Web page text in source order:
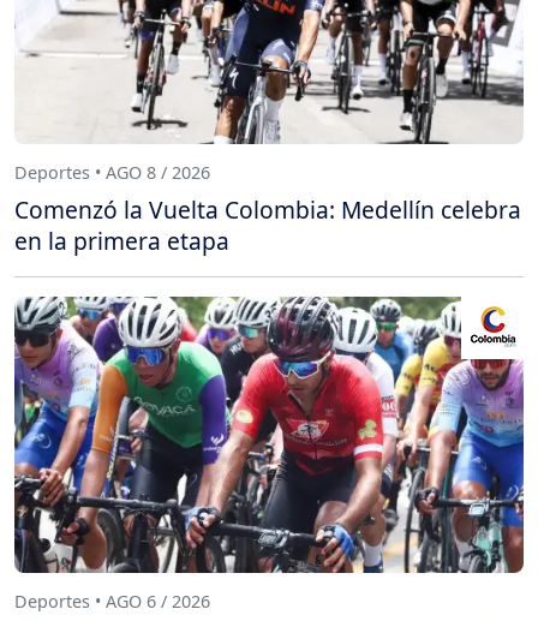
Deportes • AGO 8 / 2026
Comenzó la Vuelta Colombia: Medellín celebra
en la primera etapa
Deportes • AGO 6 / 2026